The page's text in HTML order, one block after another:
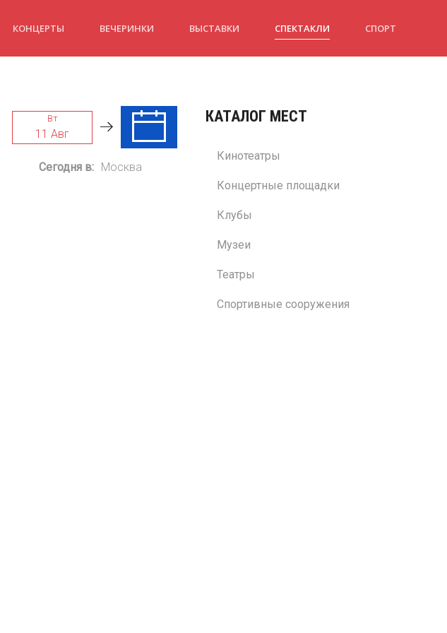
КОНЦЕРТЫ ВЕЧЕРИНКИ ВЫСТАВКИ СПЕКТАКЛИ СПОРТ
Вт
11 Авг
Ср Чт
Сегодня в: Москва
КАТАЛОГ МЕСТ
Кинотеатры
Концертные площадки
Клубы
Музеи
Театры
Спортивные сооружения